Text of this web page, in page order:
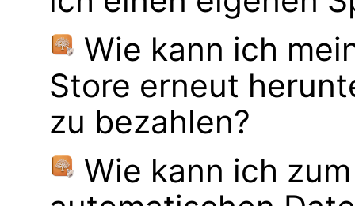
Wie kann ich
Store erneut
zu bezahlen?
Wie kann ich